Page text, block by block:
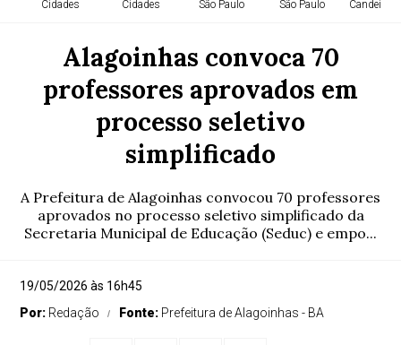
Cidades Cidades São Paulo São Paulo Candeias
Alagoinhas convoca 70
professores aprovados em
processo seletivo
simplificado
A Prefeitura de Alagoinhas convocou 70 professores
aprovados no processo seletivo simplificado da
Secretaria Municipal de Educação (Seduc) e empo...
19/05/2026 às 16h45
Por: Redação Fonte: Prefeitura de Alagoinhas - BA